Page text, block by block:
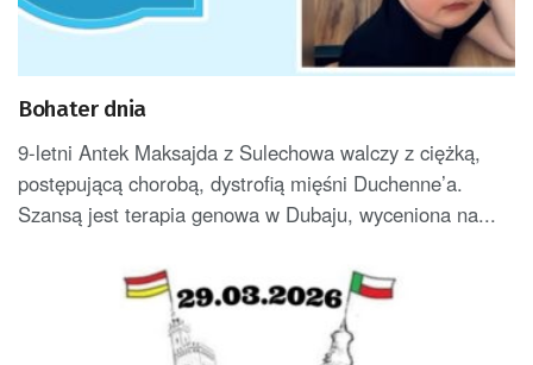
Bohater dnia
9-letni Antek Maksajda z Sulechowa walczy z ciężką,
postępującą chorobą, dystrofią mięśni Duchenne’a.
Szansą jest terapia genowa w Dubaju, wyceniona na...